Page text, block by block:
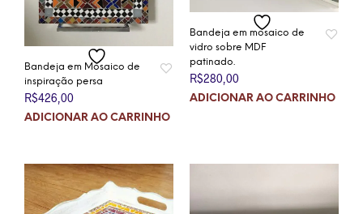
Bandeja em Mosaico de
inspiração persa
R$426,00
ADICIONAR AO CARRINHO
Bandeja em mosaico de
vidro sobre MDF
patinado.
R$280,00
ADICIONAR AO CARRINHO